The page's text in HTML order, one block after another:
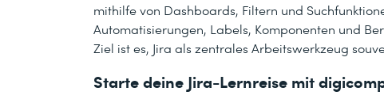
mithilfe von Dashboards, Filtern und
Automatisierungen, Labels, Komponenten und
Ziel ist es, Jira als zentrales Arbeitswerkzeug
Starte deine Jira-Lernreise mit